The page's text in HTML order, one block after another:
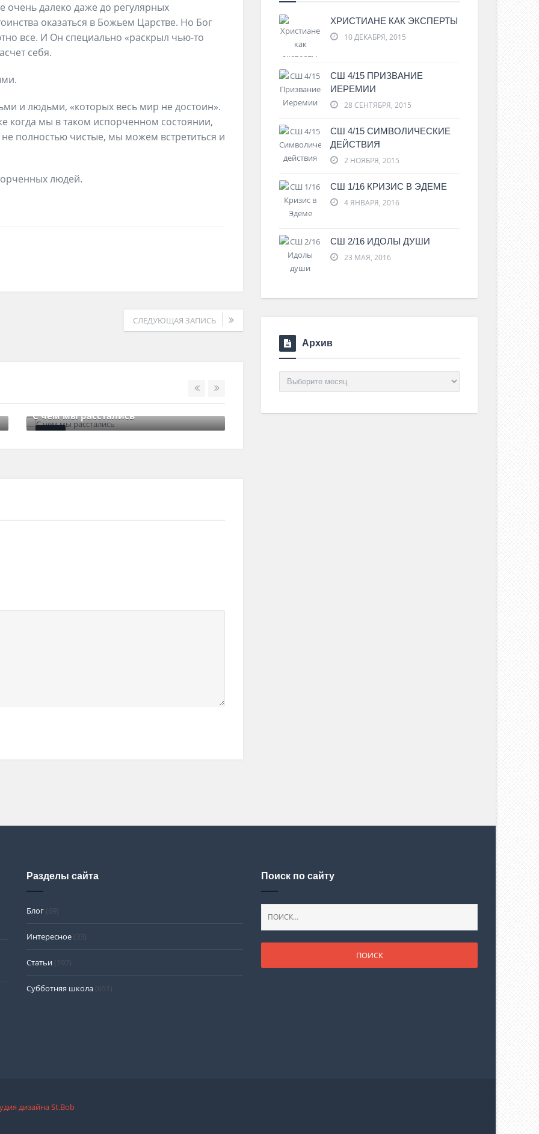
очень далеко даже до регулярных
оказаться в Божьем Царстве. Но Бог
все. И Он специально «раскрыл чью-то
себя.
и людьми, «которых весь мир не достоин».
когда мы в таком испорченном состоянии,
полностью чистые, мы можем встретиться и
людей.
СЛЕДУЮЩАЯ ЗАПИСЬ
С чем мы расстались Законы счастливой общины
ХРИСТИАНЕ КАК ЭКСПЕРТЫ
10 ДЕКАБРЯ, 2015
СШ 4/15 ПРИЗВАНИЕ
ИЕРЕМИИ
28 СЕНТЯБРЯ, 2015
СШ 4/15 СИМВОЛИЧЕСКИЕ
ДЕЙСТВИЯ
2 НОЯБРЯ, 2015
СШ 1/16 КРИЗИС В ЭДЕМЕ
4 ЯНВАРЯ, 2016
СШ 2/16 ИДОЛЫ ДУШИ
23 МАЯ, 2016
Архив
Архив
Разделы сайта
Блог (69)
Интересное (33)
Статьи (197)
Субботняя школа (651)
Поиск по сайту
дизайна St.Bob